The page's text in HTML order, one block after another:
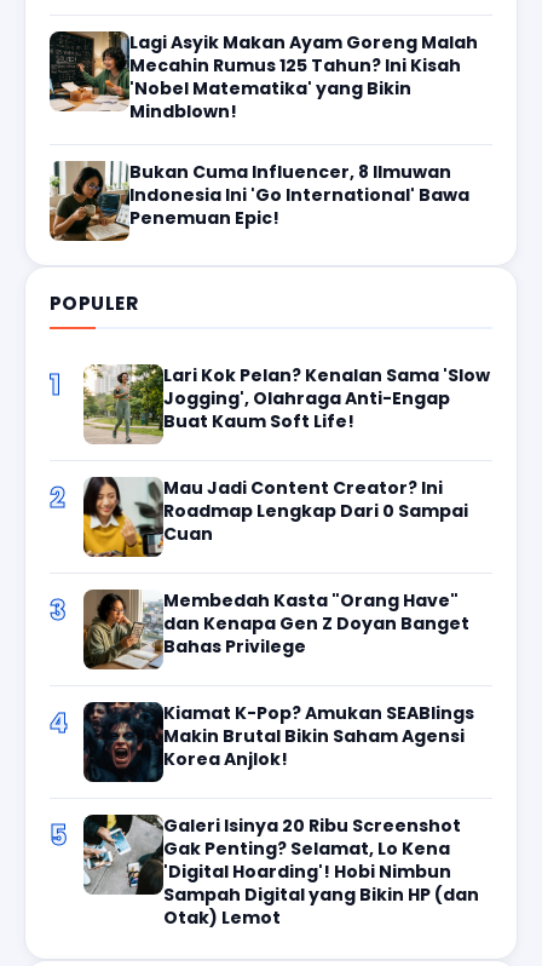
Lagi Asyik Makan Ayam Goreng Malah
Mecahin Rumus 125 Tahun? Ini Kisah
'Nobel Matematika' yang Bikin
Mindblown!
Bukan Cuma Influencer, 8 Ilmuwan
Indonesia Ini 'Go International' Bawa
Penemuan Epic!
POPULER
1
Lari Kok Pelan? Kenalan Sama 'Slow
Jogging', Olahraga Anti-Engap
Buat Kaum Soft Life!
2
Mau Jadi Content Creator? Ini
Roadmap Lengkap Dari 0 Sampai
Cuan
3
Membedah Kasta "Orang Have"
dan Kenapa Gen Z Doyan Banget
Bahas Privilege
4
Kiamat K-Pop? Amukan SEABlings
Makin Brutal Bikin Saham Agensi
Korea Anjlok!
5
Galeri Isinya 20 Ribu Screenshot
Gak Penting? Selamat, Lo Kena
'Digital Hoarding'! Hobi Nimbun
Sampah Digital yang Bikin HP (dan
Otak) Lemot